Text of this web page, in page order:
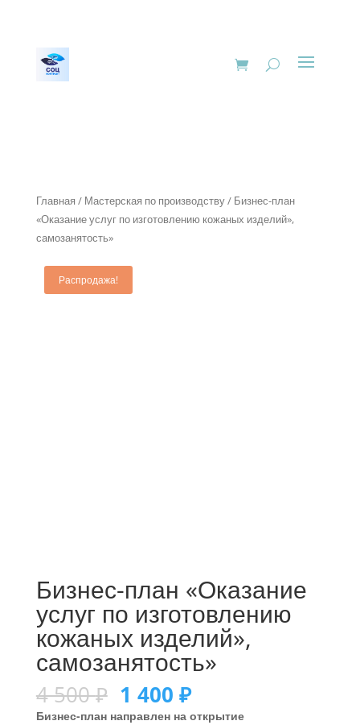
Главная / Мастерская по производству/ Бизнес-план
«Оказание услуг по изготовлению кожаных изделий»,
самозанятость»
Распродажа!
Бизнес-план «Оказание
услуг по изготовлению
кожаных изделий»,
самозанятость»
4 500₽ 1 400 ₽
Бизнес-план направлен на открытие